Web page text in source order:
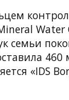
семьи
«IDS